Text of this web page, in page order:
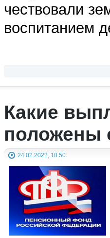
чествовали
воспитанием
Какие
положены
24.02.2022, 10:50